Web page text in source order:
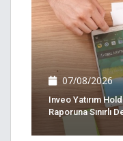
07/08/2026
Inveo Yatırım
Raporuna Sınırlı